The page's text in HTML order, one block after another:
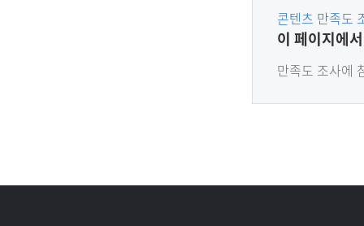
콘
텐
츠
사
콘텐츠 만족도
이 페이지에
만족도 조사에